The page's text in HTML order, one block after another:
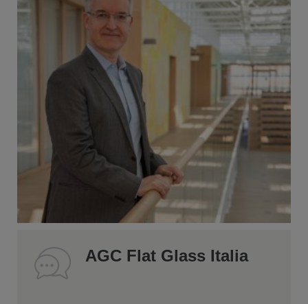
AGC Flat Glass Italia